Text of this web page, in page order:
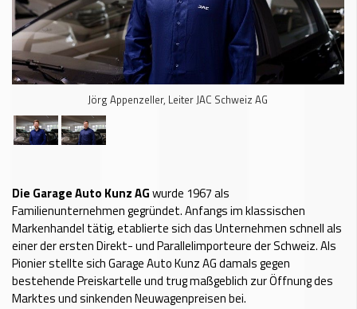
Jörg Appenzeller, Leiter JAC Schweiz AG
Die Garage Auto Kunz AGwurde 1967 als
Familienunternehmen gegründet. Anfangs im klassischen
Markenhandel tätig, etablierte sich das Unternehmen schnell als
einer der ersten Direkt- und Parallelimporteure der Schweiz. Als
Pionier stellte sich Garage Auto Kunz AG damals gegen
bestehende Preiskartelle und trug maßgeblich zur Öffnung des
Marktes und sinkenden Neuwagenpreisen bei.